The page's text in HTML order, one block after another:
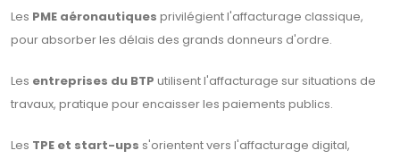
Les PME aéronautiques privilégient l'affacturage classique,
pour absorber les délais des grands donneurs d'ordre.
Les entreprises du BTP utilisent l'affacturage sur situations de
travaux, pratique pour encaisser les paiements publics.
Les TPE et start-ups s'orientent vers l'affacturage digital,